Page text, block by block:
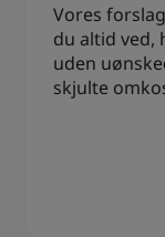
Vores
du altid ved,
uden
skjulte